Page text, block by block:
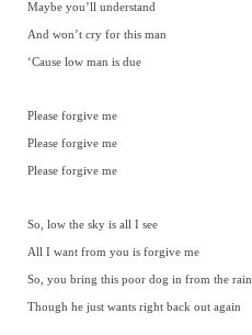
Maybe you’ll understand
And won’t cry for this man
‘Cause low man is due
Please forgive me
Please forgive me
Please forgive me
So, low the sky is all I see
All I want from you is forgive me
So, you bring this poor dog in from the rain
Though he just wants right back out again